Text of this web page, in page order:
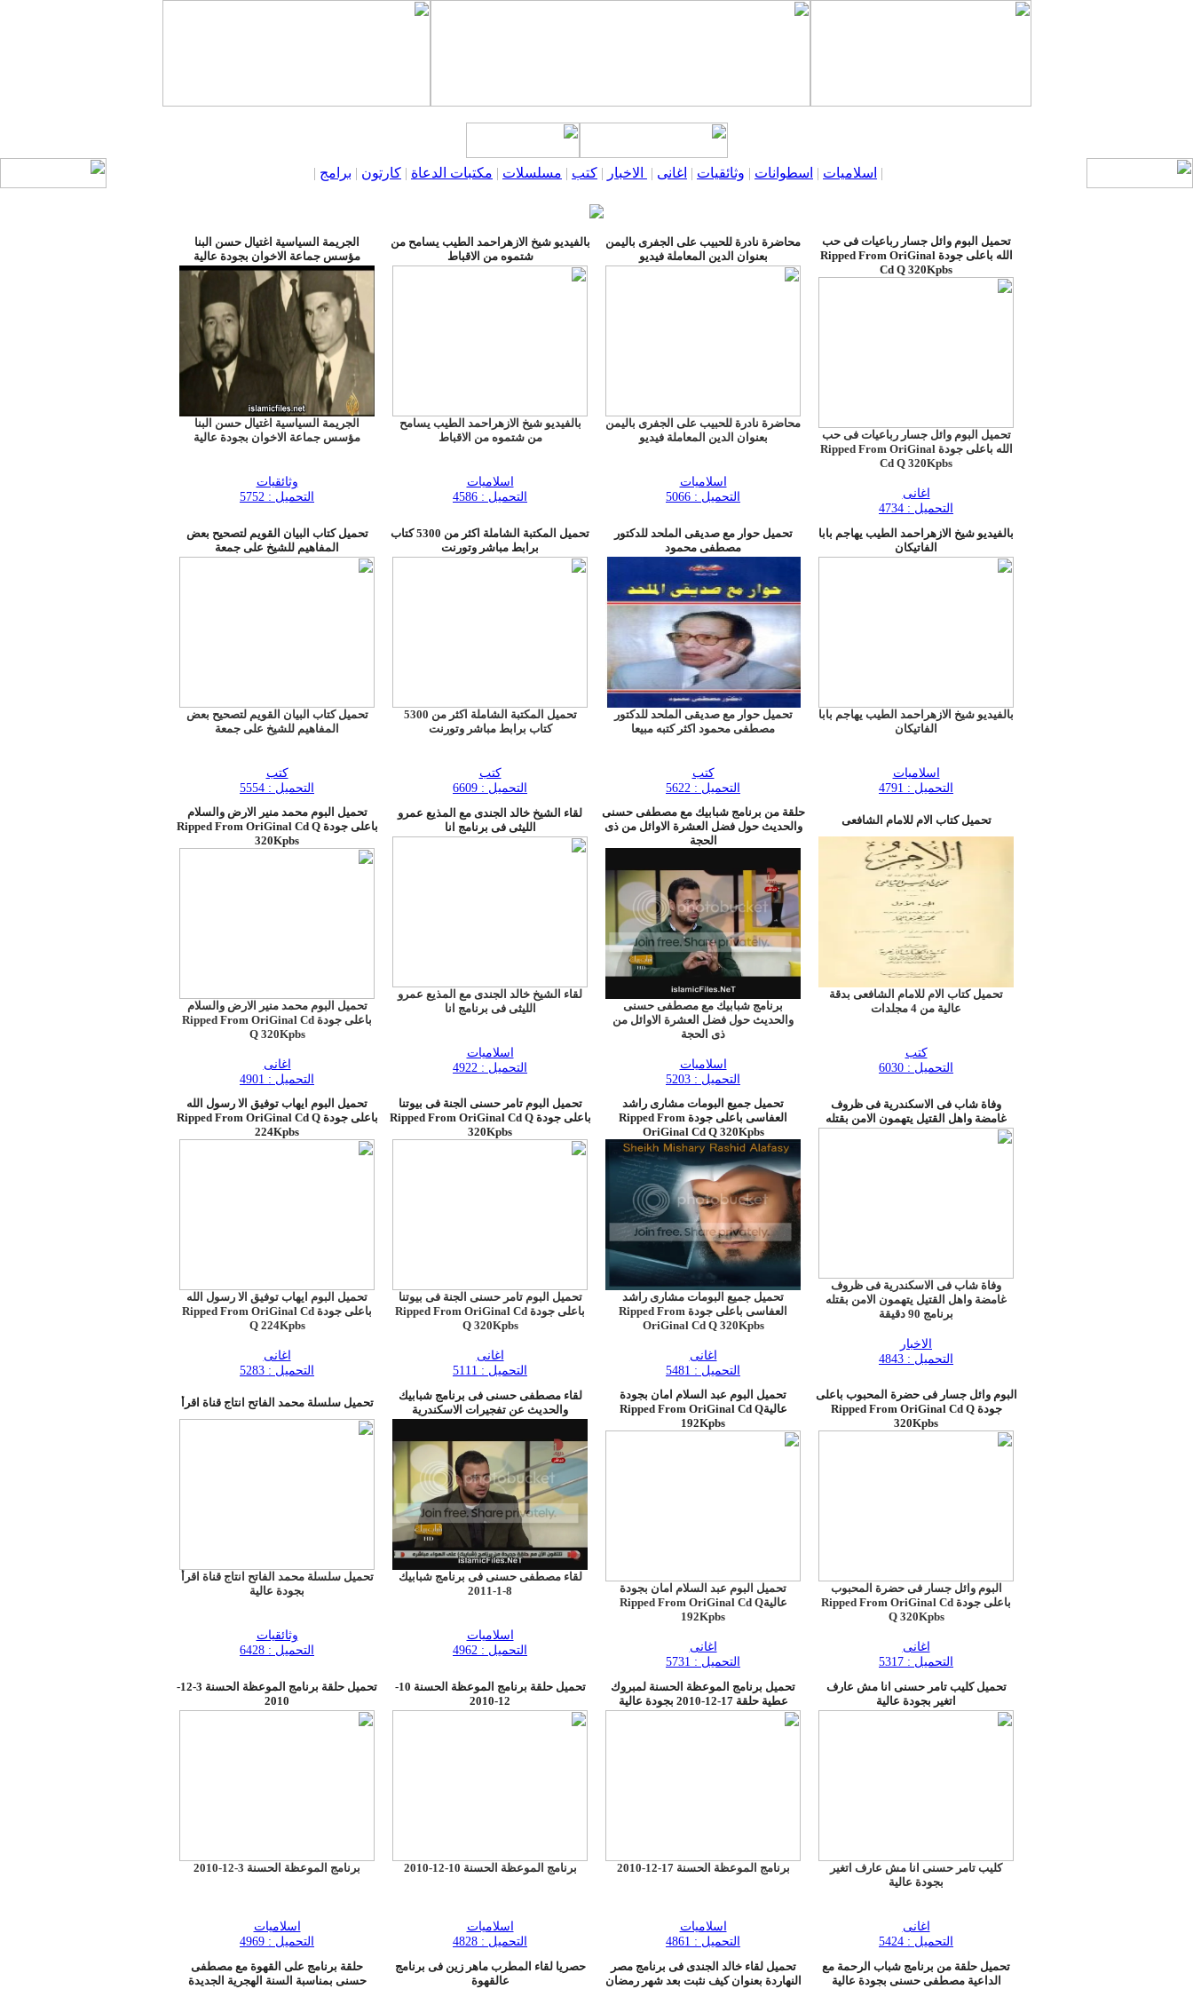
| اسلاميات | اسطوانات | وثائقيات | اغانى | الاخبار | كتب | مسلسلات | مكتبات الدعاة | كارتون | برامج |
تحميل البوم وائل جسار رباعيات فى حب
الله باعلى جودة Ripped From OriGinal
Cd Q 320Kpbs
تحميل البوم وائل جسار رباعيات فى حب
الله باعلى جودة Ripped From OriGinal
Cd Q 320Kpbs
اغانى
التحميل : 4734
محاضرة نادرة للحبيب على الجفرى باليمن
بعنوان الدين المعاملة فيديو
محاضرة نادرة للحبيب على الجفرى باليمن
بعنوان الدين المعاملة فيديو
اسلاميات
التحميل : 5066
بالفيديو شيخ الازهراحمد الطيب يسامح من
شتموه من الاقباط
بالفيديو شيخ الازهراحمد الطيب يسامح
من شتموه من الاقباط
اسلاميات
التحميل : 4586
الجريمة السياسية اغتيال حسن البنا
مؤسس جماعة الاخوان بجودة عالية
الجريمة السياسية اغتيال حسن البنا
مؤسس جماعة الاخوان بجودة عالية
وثائقيات
التحميل : 5752
بالفيديو شيخ الازهراحمد الطيب يهاجم بابا
الفاتيكان
بالفيديو شيخ الازهراحمد الطيب يهاجم بابا
الفاتيكان
اسلاميات
التحميل : 4791
تحميل حوار مع صديقى الملحد للدكتور
مصطفى محمود
تحميل حوار مع صديقى الملحد للدكتور
مصطفى محمود اكثر كتبه مبيعا
كتب
التحميل : 5622
تحميل المكتبة الشاملة اكثر من 5300 كتاب
برابط مباشر وتورنت
تحميل المكتبة الشاملة اكثر من 5300
كتاب برابط مباشر وتورنت
كتب
التحميل : 6609
تحميل كتاب البيان القويم لتصحيح بعض
المفاهيم للشيخ على جمعة
تحميل كتاب البيان القويم لتصحيح بعض
المفاهيم للشيخ على جمعة
كتب
التحميل : 5554
تحميل كتاب الام للامام الشافعى
تحميل كتاب الام للامام الشافعى بدقة
عالية من 4 مجلدات
كتب
التحميل : 6030
حلقة من برنامج شبابيك مع مصطفى حسنى
والحديث حول فضل العشرة الاوائل من ذى
الحجة
برنامج شبابيك مع مصطفى حسنى
والحديث حول فضل العشرة الاوائل من
ذى الحجة
اسلاميات
التحميل : 5203
لقاء الشيخ خالد الجندى مع المذيع عمرو
الليثى فى برنامج انا
لقاء الشيخ خالد الجندى مع المذيع عمرو
الليثى فى برنامج انا
اسلاميات
التحميل : 4922
تحميل البوم محمد منير الارض والسلام
باعلى جودة Ripped From OriGinal Cd Q
320Kpbs
تحميل البوم محمد منير الارض والسلام
باعلى جودة Ripped From OriGinal Cd
Q 320Kpbs
اغانى
التحميل : 4901
وفاة شاب فى الاسكندرية فى ظروف
غامضة واهل القتيل يتهمون الامن بقتله
وفاة شاب فى الاسكندرية فى ظروف
غامضة واهل القتيل يتهمون الامن بقتله
برنامج 90 دقيقة
الاخبار
التحميل : 4843
تحميل جميع البومات مشارى راشد
العفاسى باعلى جودة Ripped From
OriGinal Cd Q 320Kpbs
تحميل جميع البومات مشارى راشد
العفاسى باعلى جودة Ripped From
OriGinal Cd Q 320Kpbs
اغانى
التحميل : 5481
تحميل البوم تامر حسنى الجنة فى بيوتنا
باعلى جودة Ripped From OriGinal Cd Q
320Kpbs
تحميل البوم تامر حسنى الجنة فى بيوتنا
باعلى جودة Ripped From OriGinal Cd
Q 320Kpbs
اغانى
التحميل : 5111
تحميل البوم ايهاب توفيق الا رسول الله
باعلى جودة Ripped From OriGinal Cd Q
224Kpbs
تحميل البوم ايهاب توفيق الا رسول الله
باعلى جودة Ripped From OriGinal Cd
Q 224Kpbs
اغانى
التحميل : 5283
البوم وائل جسار فى حضرة المحبوب باعلى
جودة Ripped From OriGinal Cd Q
320Kpbs
البوم وائل جسار فى حضرة المحبوب
باعلى جودة Ripped From OriGinal Cd
Q 320Kpbs
اغانى
التحميل : 5317
تحميل البوم عبد السلام امان بجودة
عاليةRipped From OriGinal Cd Q
192Kpbs
تحميل البوم عبد السلام امان بجودة
عاليةRipped From OriGinal Cd Q
192Kpbs
اغانى
التحميل : 5731
لقاء مصطفى حسنى فى برنامج شبابيك
والحديث عن تفجيرات الاسكندرية
لقاء مصطفى حسنى فى برنامج شبابيك
8-1-2011
اسلاميات
التحميل : 4962
تحميل سلسلة محمد الفاتح انتاج قناة اقرأ
تحميل سلسلة محمد الفاتح انتاج قناة اقرأ
بجودة عالية
وثائقيات
التحميل : 6428
تحميل كليب تامر حسنى انا مش عارف
اتغير بجودة عالية
كليب تامر حسنى انا مش عارف اتغير
بجودة عالية
اغانى
التحميل : 5424
تحميل برنامج الموعظة الحسنة لمبروك
عطية حلقة 17-12-2010 بجودة عالية
برنامج الموعظة الحسنة 17-12-2010
اسلاميات
التحميل : 4861
تحميل حلقة برنامج الموعظة الحسنة 10-
12-2010
برنامج الموعظة الحسنة 10-12-2010
اسلاميات
التحميل : 4828
تحميل حلقة برنامج الموعظة الحسنة 3-12-
2010
برنامج الموعظة الحسنة 3-12-2010
اسلاميات
التحميل : 4969
تحميل حلقة من برنامج شباب الرحمة مع
الداعية مصطفى حسنى بجودة عالية
تحميل لقاء خالد الجندى فى برنامج مصر
النهاردة بعنوان كيف نثبت بعد شهر رمضان
حصريا لقاء المطرب ماهر زين فى برنامج
عالقهوة
حلقة برنامج على القهوة مع مصطفى
حسنى بمناسبة السنة الهجرية الجديدة